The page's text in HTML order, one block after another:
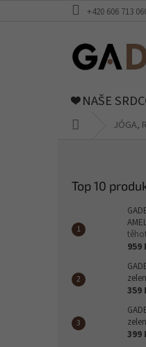
+420 606 713
❤️ NAŠE
JÓGA,
Top 10
959
359
399